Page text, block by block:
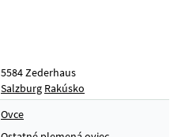
5584 Zederhaus
Salzburg Rakúsko
Ovce